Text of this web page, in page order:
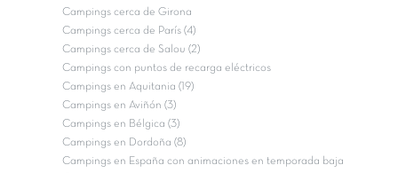
Campings cerca de Girona
Campings cerca de París (4)
Campings cerca de Salou (2)
Campings con puntos de recarga eléctricos
Campings en Aquitania (19)
Campings en Aviñón (3)
Campings en Bélgica (3)
Campings en Dordoña (8)
Campings en España con animaciones en temporada baja